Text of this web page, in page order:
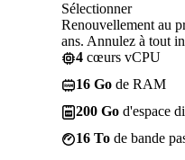
Sélectionner
Renouvellement au
ans. Annulez à tout
4 cœurs vCPU
16 Go de RAM
200 Go d'espace
16 To de bande